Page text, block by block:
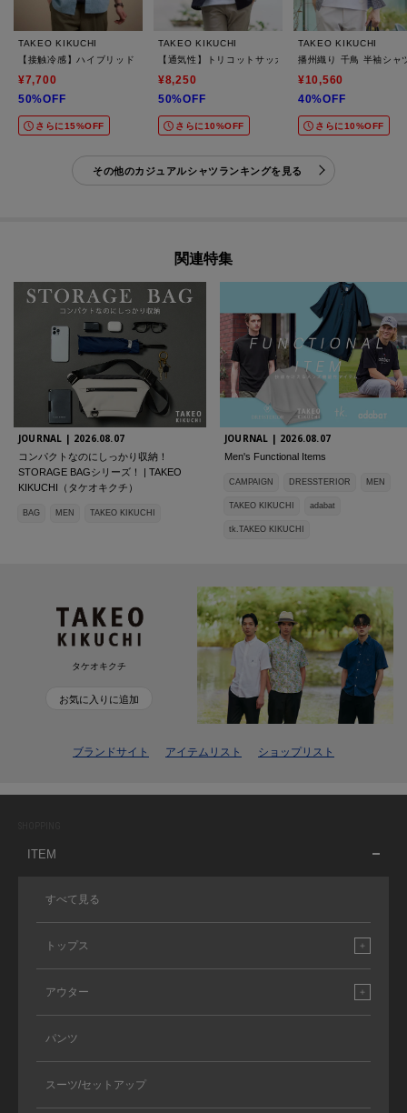
TAKEO KIKUCHI
【接触冷感】ハイブリッド リネン 七分袖シャツ
¥7,700
50%OFF
さらに15%OFF
TAKEO KIKUCHI
【通気性】トリコットサッカー オープンカラー シャツ
¥8,250
50%OFF
さらに10%OFF
TAKEO KIKUCHI
播州織り 千鳥 半袖シャ
¥10,560
40%OFF
さらに10%OFF
その他のカジュアルシャツランキングを見る
関連特集
JOURNAL | 2026.08.07
コンパクトなのにしっかり収納！
STORAGE BAGシリーズ！ | TAKEO
KIKUCHI（タケオキクチ）
BAG MEN TAKEO KIKUCHI
JOURNAL | 2026.08.07
Men's Functional Items
CAMPAIGN DRESSTERIOR MEN
TAKEO KIKUCHI adabat
tk.TAKEO KIKUCHI
タケオキクチ
お気に入りに追加
ブランドサイト アイテムリスト ショップリスト
ITEM
すべて見る
トップス
アウター
パンツ
スーツ/セットアップ